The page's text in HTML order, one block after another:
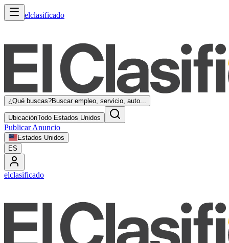
elclasificado
¿Qué buscas?Buscar empleo, servicio, auto...
UbicaciónTodo Estados Unidos
Publicar Anuncio
Estados Unidos
ES
elclasificado